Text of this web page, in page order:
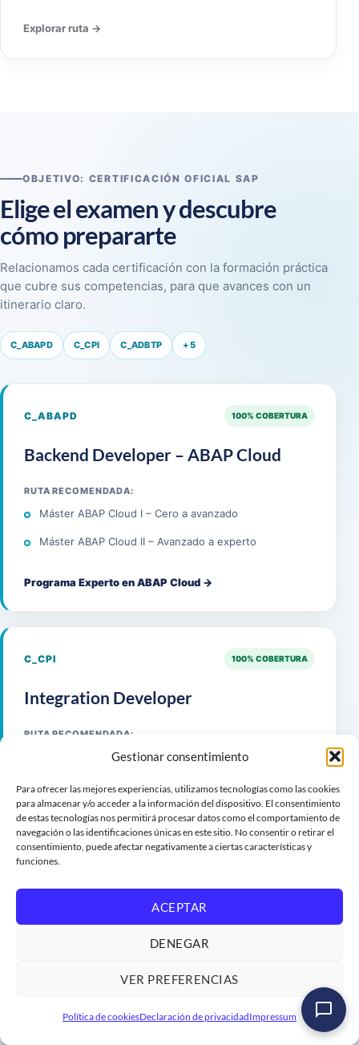
Gestionar consentimiento
Para ofrecer las mejores experiencias, utilizamos tecnologías como las cookies
para almacenar y/o acceder a la información del dispositivo. El consentimiento
de estas tecnologías nos permitirá procesar datos como el comportamiento de
navegación o las identificaciones únicas en este sitio. No consentir o retirar el
consentimiento, puede afectar negativamente a ciertas características y
funciones.
ACEPTAR
DENEGAR
VER PREFERENCIAS
Política de cookiesDeclaración de privacidadImpressum
Explorar ruta →
OBJETIVO: CERTIFICACIÓN OFICIAL SAP
Elige el examen y descubre
cómo prepararte
Relacionamos cada certificación con la formación práctica
que cubre sus competencias, para que avances con un
itinerario claro.
C_ABAPD C_CPI C_ADBTP +5
C_ABAPD 100% COBERTURA
Backend Developer – ABAP Cloud
RUTA RECOMENDADA:
Máster ABAP Cloud I – Cero a avanzado
Máster ABAP Cloud II – Avanzado a experto
Programa Experto en ABAP Cloud →
C_CPI 100% COBERTURA
Integration Developer
RUTA RECOMENDADA:
Máster SAP Integration Suite
Programa Integration Developer →
SAP BTP Administrator
Programa SAP BTP Administrator →